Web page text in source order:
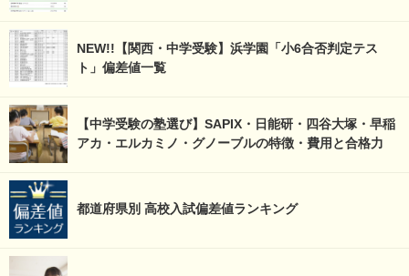
NEW!!【関西・中学受験】浜学園「小6合否判定テス
ト」偏差値一覧
【中学受験の塾選び】SAPIX・日能研・四谷大塚・早稲
アカ・エルカミノ・グノーブルの特徴・費用と合格力
都道府県別 高校入試偏差値ランキング